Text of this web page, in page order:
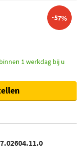
-57%
1 werkdag bij u